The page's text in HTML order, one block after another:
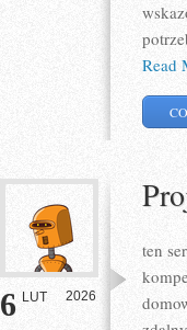
Read
6 LUT 2026
ten